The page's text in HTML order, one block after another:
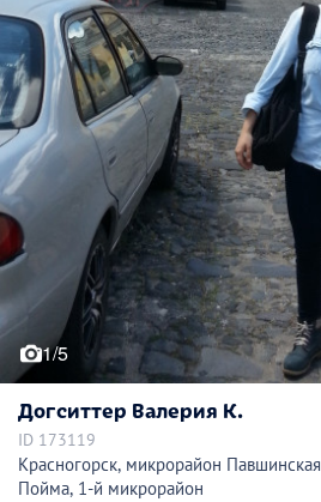
1/5
Догситтер Валерия К.
ID 173119
Красногорск, микрорайон Павшинская
Пойма, 1-й микрорайон